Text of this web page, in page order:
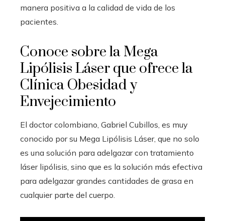
manera positiva a la calidad de vida de los
pacientes.
Conoce sobre la Mega
Lipólisis Láser que ofrece la
Clínica Obesidad y
Envejecimiento
El doctor colombiano, Gabriel Cubillos, es muy
conocido por su Mega Lipólisis Láser, que no solo
es una solución para adelgazar con tratamiento
láser lipólisis, sino que es la solución más efectiva
para adelgazar grandes cantidades de grasa en
cualquier parte del cuerpo.